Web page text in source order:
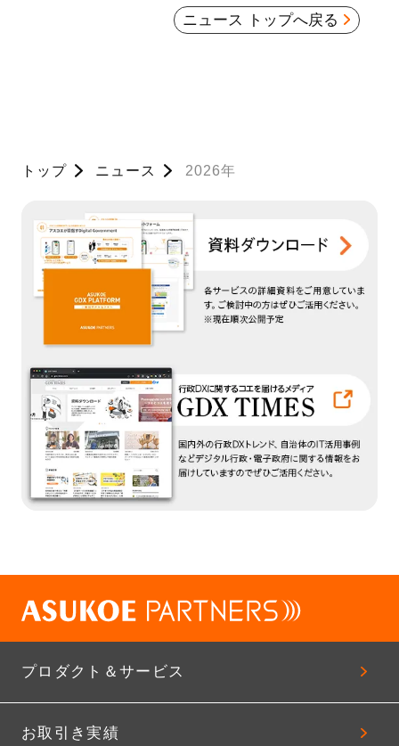
ニュース トップへ戻る
トップ ニュース 2026年
プロダクト＆サービス
お取引き実績